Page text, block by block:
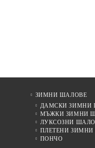
ЗИМНИ ШАЛОВЕ
ДАМСКИ ЗИМНИ
МЪЖКИ ЗИМНИ
ЛУКСОЗНИ
ПЛЕТЕНИ
ПОНЧО